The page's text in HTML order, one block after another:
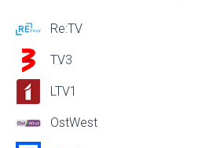
Re:TV
TV3
LTV1
OstWest